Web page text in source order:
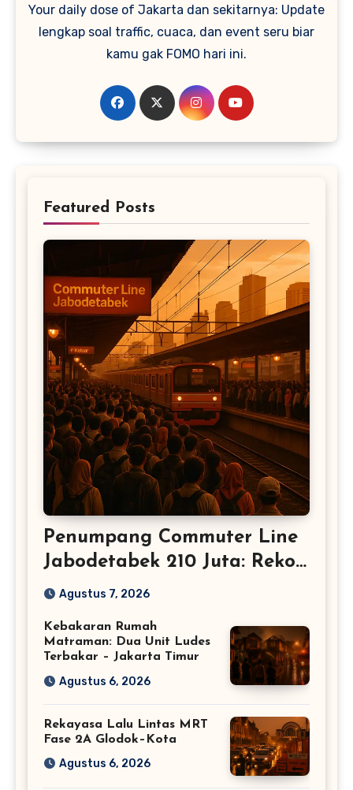
Your daily dose of Jakarta dan sekitarnya: Update
lengkap soal traffic, cuaca, dan event seru biar
kamu gak FOMO hari ini.
Featured Posts
Penumpang Commuter Line
Jabodetabek 210 Juta: Rekor
Baru Warga Jabodetabek
Agustus 7, 2026
Kebakaran Rumah
Matraman: Dua Unit Ludes
Terbakar – Jakarta Timur
Agustus 6, 2026
Rekayasa Lalu Lintas MRT
Fase 2A Glodok–Kota
Agustus 6, 2026